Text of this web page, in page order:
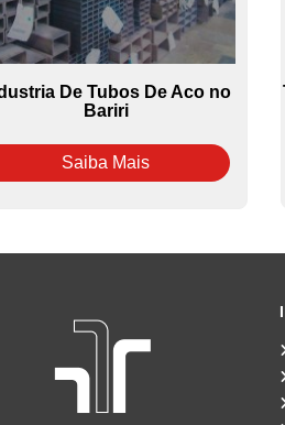
De Tubos De Aco no
Bariri
Saiba Mais